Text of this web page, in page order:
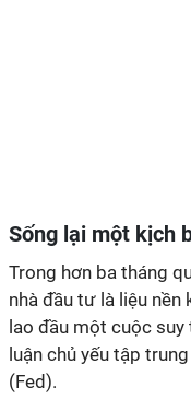
Sống lại một kịch
Trong hơn ba tháng
nhà đầu tư là liệu nền
lao đầu một cuộc
luận chủ yếu tập
(Fed).